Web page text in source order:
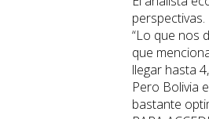
perspectivas.
“Lo que nos
que
llegar hasta
Pero Bolivia
bastante